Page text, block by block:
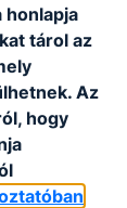
honlapja
tárol az
Az
hogy